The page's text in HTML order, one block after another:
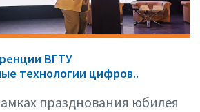
ВГТУ
технологии цифров..
празднования юбилея